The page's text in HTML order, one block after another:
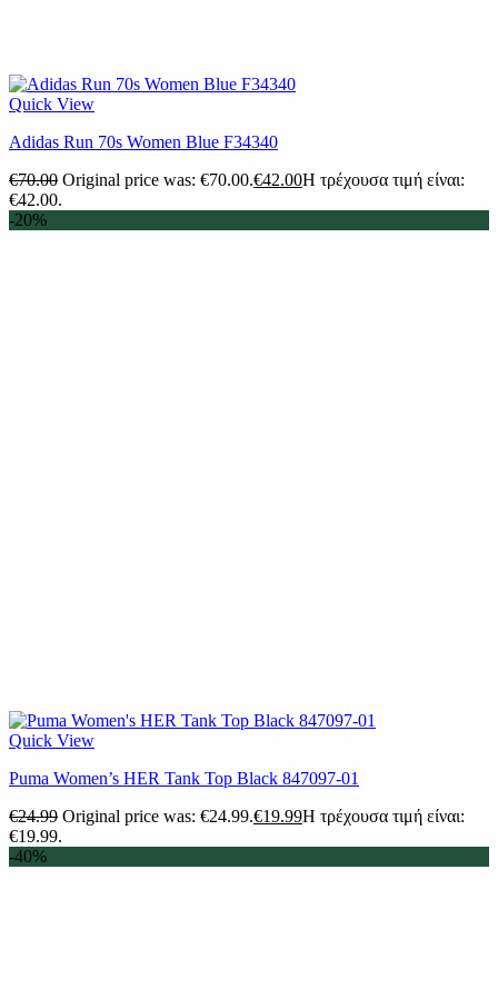
Quick View
Adidas Run 70s Women Blue F34340
€70.00 Original price was: €70.00.€42.00Η τρέχουσα τιμή είναι:
€42.00.
-20%
Quick View
Puma Women’s HER Tank Top Black 847097-01
€24.99 Original price was: €24.99.€19.99Η τρέχουσα τιμή είναι:
€19.99.
-40%